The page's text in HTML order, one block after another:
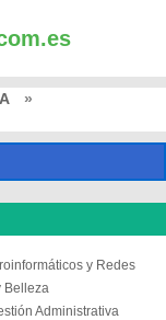
»
y Redes
Belleza
Administrativa